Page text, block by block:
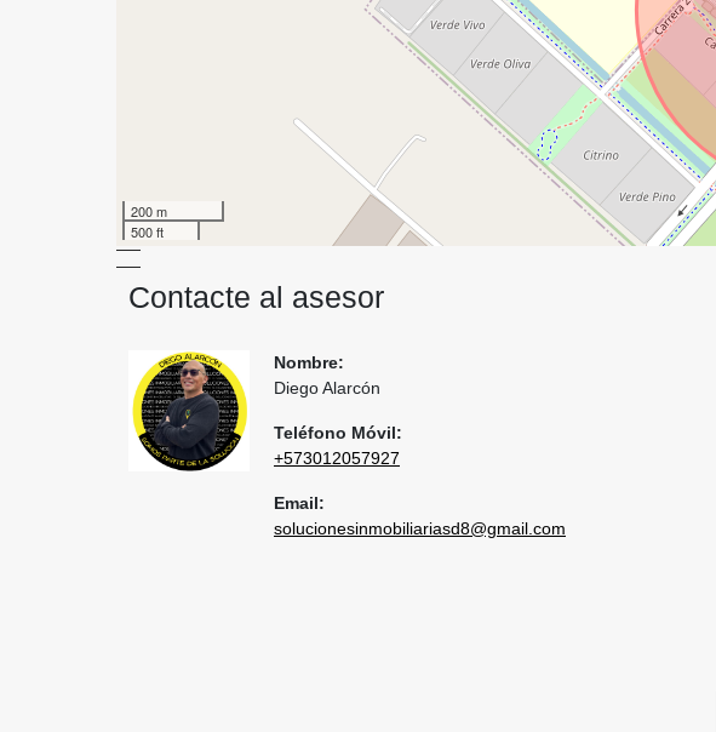
200 m
500 ft
Contacte al asesor
Nombre:
Diego Alarcón
Teléfono Móvil:
+573012057927
Email:
solucionesinmobiliariasd8@gmail.com